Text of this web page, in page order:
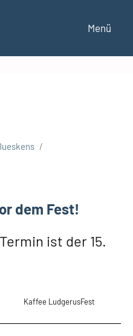
Menü
dem Fest!
ist der 15.
Kaffee LudgerusFest